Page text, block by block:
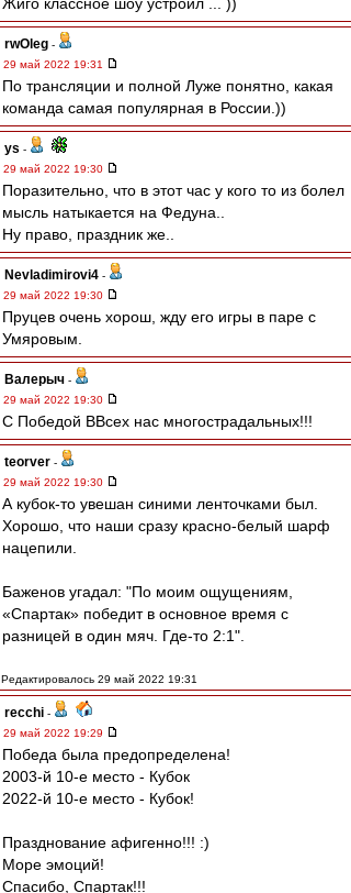
rwOleg -
29 май 2022 19:31
По трансляции и полной Луже понятно, какая
команда самая популярная в России.))
ys -
29 май 2022 19:30
Поразительно, что в этот час у кого то из болел
мысль натыкается на Федуна..
Ну право, праздник же..
Nevladimirovi4 -
29 май 2022 19:30
Пруцев очень хорош, жду его игры в паре с
Умяровым.
Валерыч -
29 май 2022 19:30
С Победой ВВсех нас многострадальных!!!
teorver -
29 май 2022 19:30
А кубок-то увешан синими ленточками был.
Хорошо, что наши сразу красно-белый шарф
нацепили.
Баженов угадал: "По моим ощущениям,
«Спартак» победит в основное время с
разницей в один мяч. Где-то 2:1".
Редактировалось 29 май 2022 19:31
recchi -
29 май 2022 19:29
Победа была предопределена!
2003-й 10-е место - Кубок
2022-й 10-е место - Кубок!
Празднование афигенно!!! :)
Море эмоций!
Спасибо, Спартак!!!